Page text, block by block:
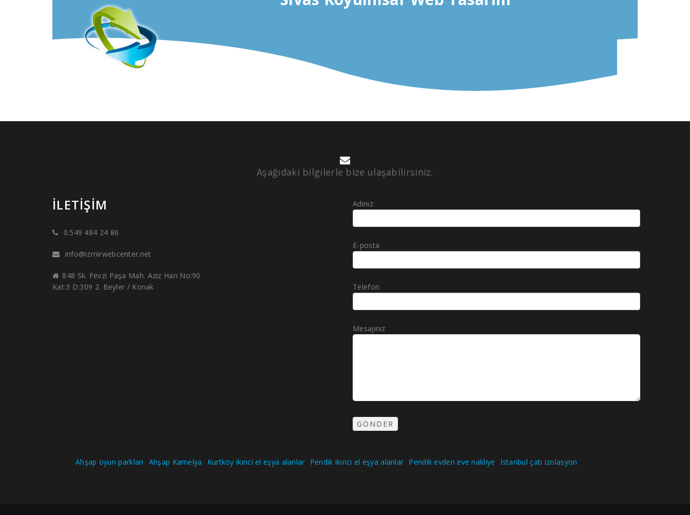
Aşağıdaki bilgilerle bize ulaşabilirsiniz.
İLETIŞIM
0.549 484 24 86
info@izmirwebcenter.net
848 Sk. Fevzi Paşa Mah. Aziz Han No:90
Kat:3 D:309 2. Beyler / Konak
Adınız
E-posta
Telefon
Mesajınız
Ahşap oyun parkları Ahşap Kamelya Kurtköy ikinci el eşya alanlar Pendik ikinci el eşya alanlar Pendik evden eve nakliye İstanbul çatı izolasyon